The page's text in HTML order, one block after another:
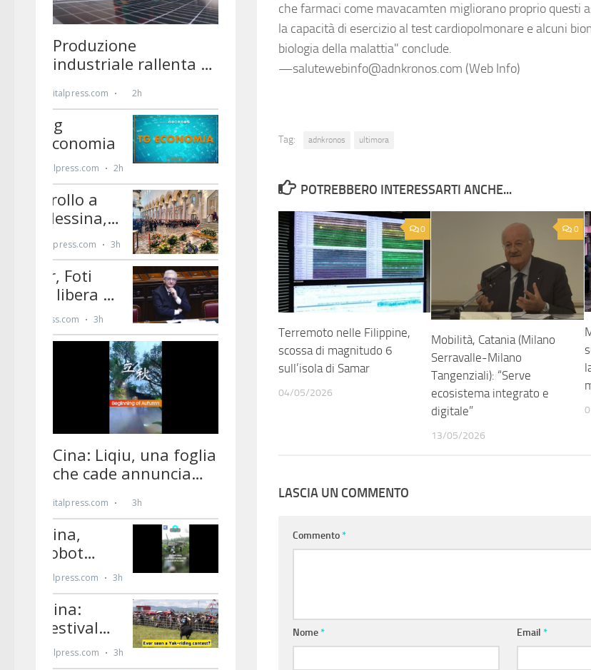
che farmaci come mavacamten migliorano proprio questi
la capacità di esercizio al test cardiopolmonare e alcuni
biologia della malattia" conclude.
—salutewebinfo@adnkronos.com (Web Info)
Tag: adnkronos ultimora
POTREBBERO INTERESSARTI ANCHE...
0
Terremoto nelle Filippine,
scossa di magnitudo 6
sull’isola di Samar
04/05/2026
0
Mobilità, Catania (Milano
Serravalle-Milano
Tangenziali): “Serve
ecosistema integrato e
digitale”
13/05/2026
LASCIA UN COMMENTO
Commento*
Nome* Email*